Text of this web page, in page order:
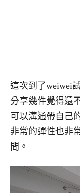
這次到了weiwei
分享幾件覺得還
可以溝通帶自己
非常的彈性也非
間。